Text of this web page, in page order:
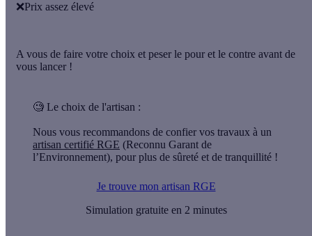
❌Prix assez élevé
A vous de faire votre choix et peser le pour et le contre avant de
vous lancer !
🧐 Le choix de l'artisan :
Nous vous recommandons de confier vos travaux à un
artisan certifié RGE (Reconnu Garant de
l’Environnement), pour plus de sûreté et de tranquillité !
Je trouve mon artisan RGE
Simulation gratuite en 2 minutes